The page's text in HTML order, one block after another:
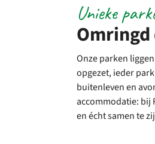
Unieke
Onze parken
opgezet, ieder
buitenleven en
accommodatie: bij
en écht samen te